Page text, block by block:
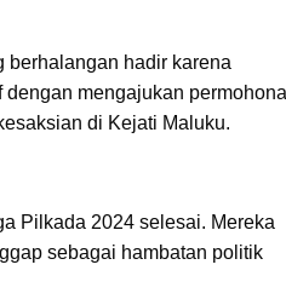
berhalangan hadir karena
mengajukan
di Kejati Maluku.
Pilkada 2024 selesai. Mereka
sebagai hambatan politik